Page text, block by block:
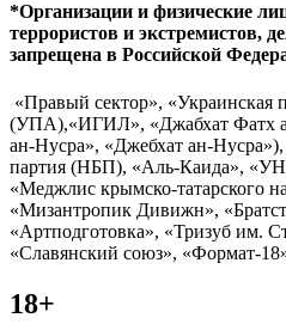
*Организации и физические
террористов и экстремистов,
запрещена в Российской
«Правый сектор», «Украинская
(УПА),«ИГИЛ», «Джабхат Фатх
ан-Нусра», «Джебхат ан-
партия (НБП), «Аль-Каида»,
«Меджлис крымско-татарского
«Мизантропик Дивижн»,
«Артподготовка», «Тризуб им.
«Славянский союз», «Формат-
18+